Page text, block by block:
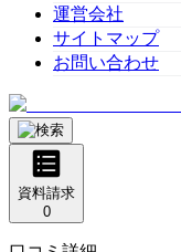
運営会社
サイトマップ
お問い合わせ
資料請求
0